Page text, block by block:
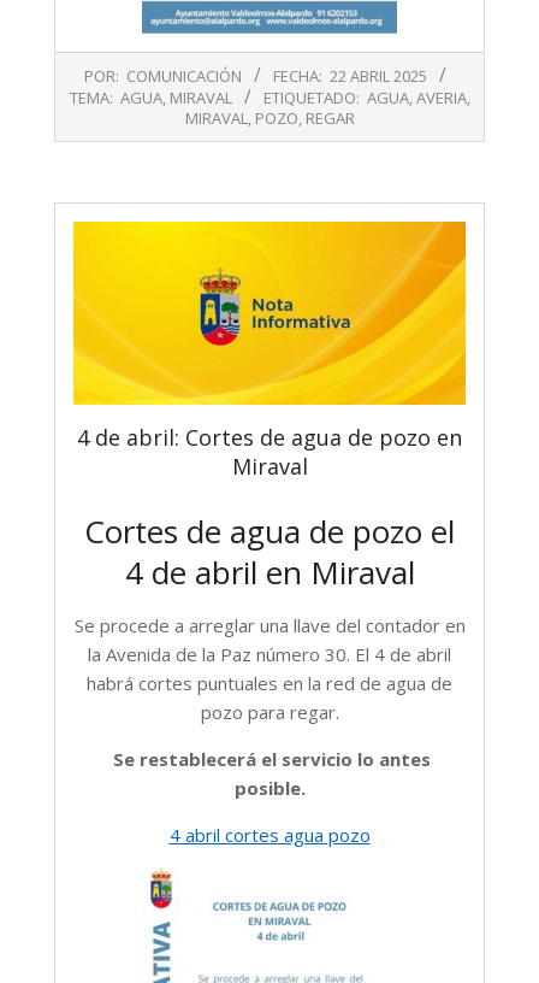
04-
POR: COMUNICACIÓN FECHA: 22 ABRIL 2025
TEMA: AGUA, MIRAVAL ETIQUETADO: AGUA,AVERIA,
MIRAVAL, POZO, REGAR
4 de abril: Cortes de agua de pozo en
Miraval
Cortes de agua de pozo el
4 de abril en Miraval
Se procede a arreglar una llave del contador en
la Avenida de la Paz número 30. El 4 de abril
habrá cortes puntuales en la red de agua de
pozo para regar.
Se restablecerá el servicio lo antes
posible.
4 abril cortes agua pozo